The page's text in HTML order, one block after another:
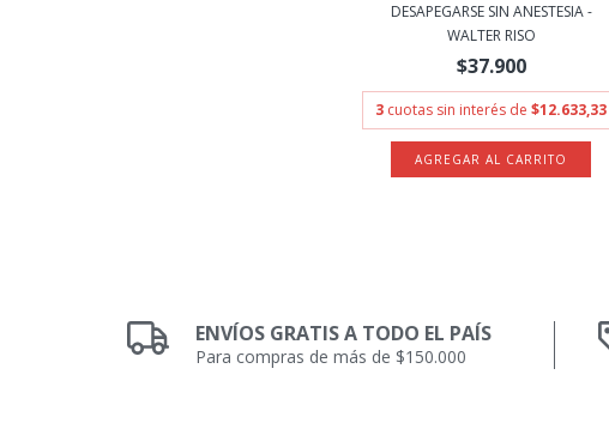
DESAPEGARSE SIN ANESTESIA -
WALTER RISO
$37.900
3 cuotas sin interés de$12.633,33
ENVÍOS GRATIS A TODO EL PAÍS
Para compras de más de $150.000